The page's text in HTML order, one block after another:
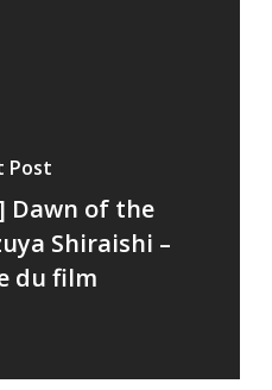
Post
Dawn of the
Shiraishi –
du film